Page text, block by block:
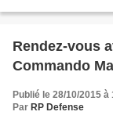
Rendez-vous
Commando
Publié le 28/10/2015 à
Par RP Defense